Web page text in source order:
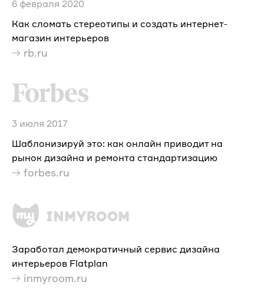
6 февраля 2020
Как сломать стереотипы и создать интернет-
магазин интерьеров
rb.ru
3 июля 2017
Шаблонизируй это: как онлайн приводит на
рынок дизайна и ремонта стандартизацию
forbes.ru
Заработал демократичный сервис дизайна
интерьеров Flatplan
inmyroom.ru